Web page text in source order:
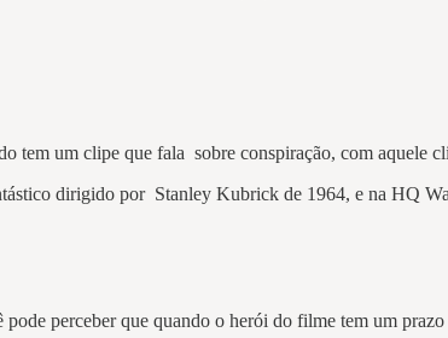
tem um clipe que fala sobre conspiração, com aquele
dirigido por Stanley Kubrick de 1964, e na HQ
perceber que quando o herói do filme tem um